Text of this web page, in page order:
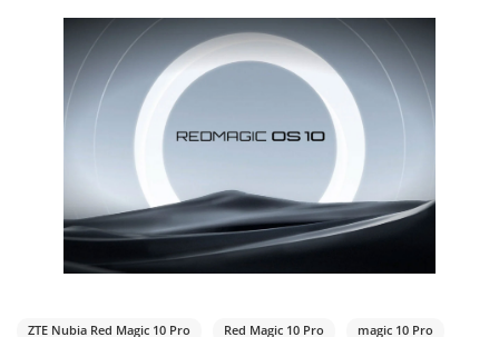
ZTE Nubia Red Magic 10 Pro Red Magic 10 Pro magic 10 Pro